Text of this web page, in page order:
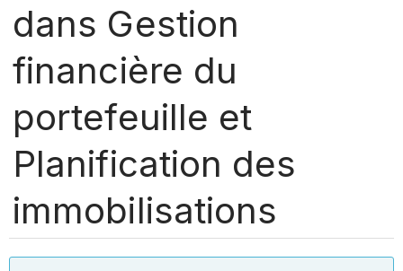
dans Gestion
financière du
portefeuille et
Planification des
immobilisations